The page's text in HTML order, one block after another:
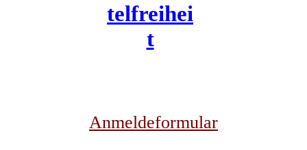
telfreihei
t
Anmeldeformular